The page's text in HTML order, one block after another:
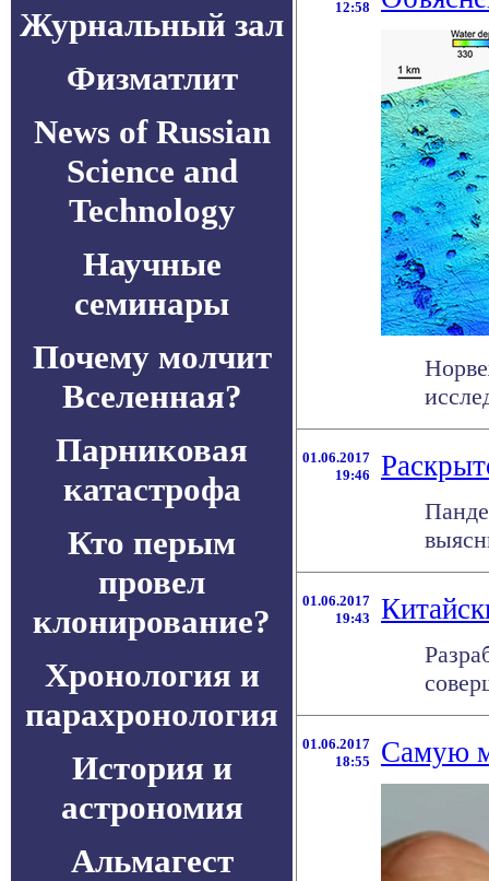
Журнальный зал
Физматлит
News of Russian
Science and
Technology
Научные
семинары
Почему молчит
Вселенная?
Парниковая
катастрофа
Кто перым
провел
клонирование?
Хронология и
парахронология
История и
астрономия
Альмагест
12:58
01.06.2017
19:46
01.06.2017
19:43
01.06.2017
18:55
Самую